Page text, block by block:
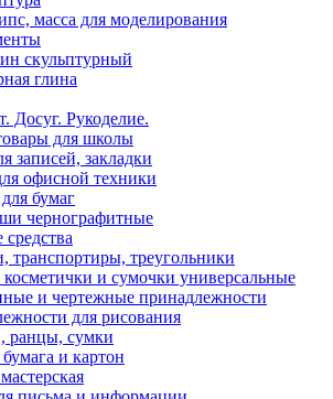
масса для моделирования
скульптурный
глина
Досуг. Рукоделие.
для школы
записей, закладки
офисной техники
бумаг
чернографитные
транспортиры, треугольники
и сумочки универсальные
и чертежные принадлежности
для рисования
ранцы, сумки
и картон